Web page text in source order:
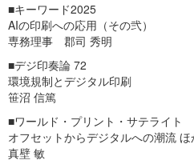
■キーワード2025
AIの印刷への応用（その弐）
専務理事 郡司 秀明
■デジ印奏論 72
環境規制とデジタル印刷
笹沼 信篤
■ワールド・プリント・サテライト
オフセットからデジタルへの潮流 ほ
真壁 敏